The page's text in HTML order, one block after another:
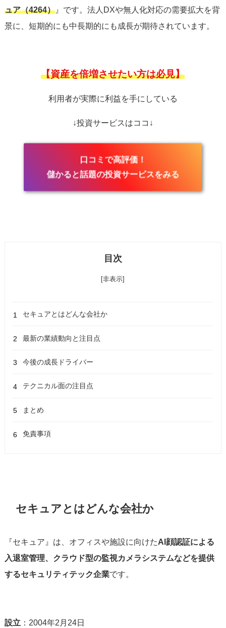
ュア（4264）』です。法人DXや無人化対応の需要拡大を背
景に、短期的にも中長期的にも成長が期待されています。
【資産を倍増させたい方は必見】
利用者が実際に利益を手にしている
↓投資サービスはココ↓
口コミで高評価！
儲かると話題の投資サービスをみる
目次
[非表示]
セキュアとはどんな会社か
最新の業績動向と注目点
今後の成長ドライバー
テクニカル面の注目点
まとめ
免責事項
セキュアとはどんな会社か
『セキュア』は、オフィスや施設に向けたAI顔認証による
入退室管理、クラウド型の監視カメラシステムなどを提供
するセキュリティテック企業です。
設立 ：2004年2月24日